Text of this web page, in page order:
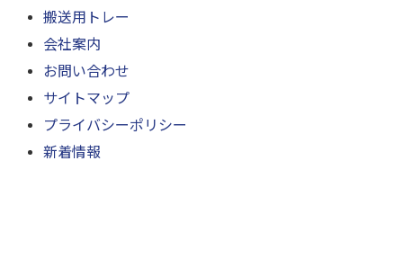
搬送用トレー
会社案内
お問い合わせ
サイトマップ
プライバシーポリシー
新着情報